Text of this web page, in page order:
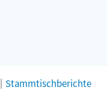
Stammtischberichte